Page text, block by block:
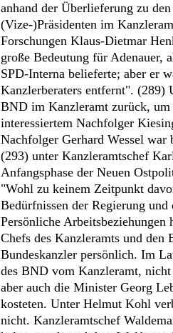
anhand der Überlieferung zu
(Vize-)Präsidenten im
Forschungen Klaus-Dietmar
große Bedeutung für Adenauer,
SPD-Interna belieferte; aber er
Kanzlerberaters entfernt". (289)
BND im Kanzleramt zurück, um
interessiertem Nachfolger
Nachfolger Gerhard Wessel war
(293) unter Kanzleramtschef
Anfangsphase der Neuen
"Wohl zu keinem Zeitpunkt
Bedürfnissen der Regierung
Persönliche Arbeitsbeziehungen
Chefs des Kanzleramts und den
Bundeskanzler persönlich. Im
des BND vom Kanzleramt,
aber auch die Minister Georg
kosteten. Unter Helmut Kohl
nicht. Kanzleramtschef